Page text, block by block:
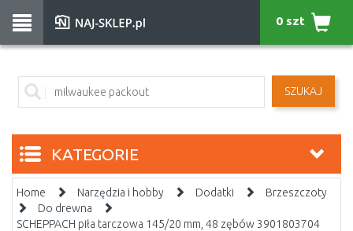
SZUKAJ
0 szt
KATEGORIE
Home Narzędzia i hobby Dodatki
Brzeszczoty
Do drewna
SCHEPPACH piła tarczowa 145/20 mm, 48 zębów 3901803704